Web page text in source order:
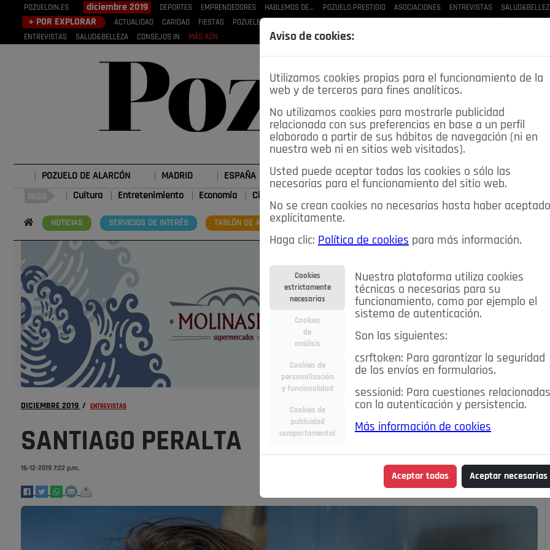
POZUELOIN.ES diciembre 2019 DEPORTES EMPRENDEDORES HABLEMOS DE... POZUELO PRESTIGIO ASOCIACIONES ENTREVISTAS
+ POR EXPLORAR ACTUALIDAD CARIDAD FIESTAS POZUELEROS
ENTREVISTAS
SALUD&BELLEZA CONSEJOS IN MÁS AÚN
POZUELO DE ALARCÓN MADRID ESPAÑA DEPORTES OPINIÓN IN SALUD 🔴 EN DIRECTO
Cultura Entretenimiento Economía Ciencia&Tecnología
NOTICIAS SERVICIOS DE INTERÉS TABLÓN DE ANUNCIOS MIS ANUNCIOS
DICIEMBRE 2019 / ENTREVISTAS
SANTIAGO PERALTA
16-12-2019 7:22 p.m.
Aviso de cookies:
Utilizamos cookies propias para el funcionamiento de la
web y de terceros para fines analíticos.
No utilizamos cookies para mostrarle publicidad
relacionada con sus preferencias en base a un perfil
elaborado a partir de sus hábitos de navegación (ni en
nuestra web ni en sitios web visitados).
Usted puede aceptar todas las cookies o sólo las
necesarias para el funcionamiento del sitio web.
No se crean cookies no necesarias hasta haber aceptado
explícitamente.
Haga clic: Política de cookies para más información.
Cookies
estrictamente
necesarias
Cookies
de
análisis
Cookies de
personalización
y funcionalidad
Cookies de
publicidad
comportamental
Nuestra plataforma utiliza cookies
técnicas o necesarias para su
funcionamiento, como por ejemplo el
sistema de autenticación.
Son las siguientes:
csrftoken: Para garantizar la seguridad
de los envíos en formularios.
sessionid: Para cuestiones relacionadas
con la autenticación y persistencia.
Más información de cookies
Aceptar todas Aceptar necesarias